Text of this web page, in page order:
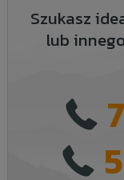
Szukasz
lub